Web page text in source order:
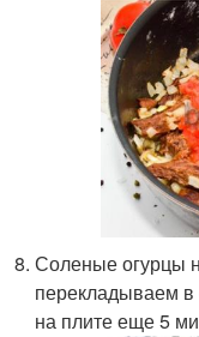
Соленые огурцы
перекладываем
на плите еще 5